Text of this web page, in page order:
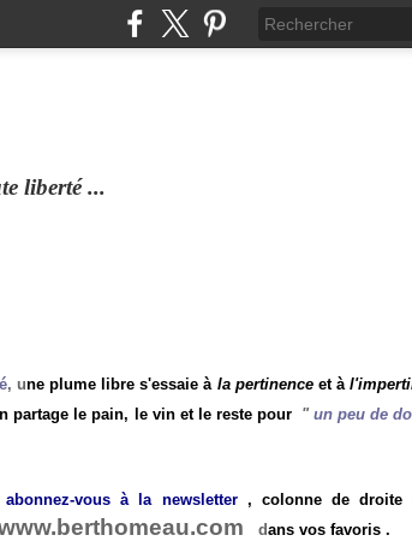
liberté ...
, une plume libre s'essaie à la pertinenceet à
partage le pain, le vin et le reste pour "un peu de
abonnez-vous à la newsletter, colonne de droite
dans vos favoris .